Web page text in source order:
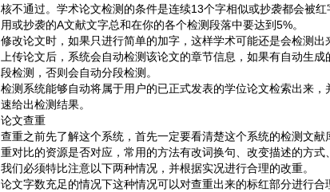
核不通过。学术论文检测的条件是连续13个字相似或抄袭都会被红
用或抄袭的A文献文字总和在你的各个检测段落中要达到5%。
修改论文时，如果只进行简单的加字，这样学术可能还是会检测出
上传论文后，系统会自动检测该论文的章节信息，如果有自动生
段检测，否则会自动分段检测。
检测系统能够自动将属于用户的已正式发表的学位论文检索出来
速给出检测结果。
论文查重
查重之前先了解这个系统，首先一定要看清楚这个系统的检测文
重对比的资源是否对应，常用的方法有改词换句、改变描述的方
我们必须特比注意以下两种情况，并根据实况进行合理的改重。
论文字数充足的情况下这种情况可以对查重出来的标红部分进行